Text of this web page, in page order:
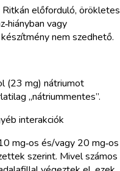
előforduló, örökletes
vagy
nem szedhető.
(23 mg) nátriumot
„nátriummentes”.
interakciók
mg‑os és/vagy 20 mg‑os
szerint. Mivel számos